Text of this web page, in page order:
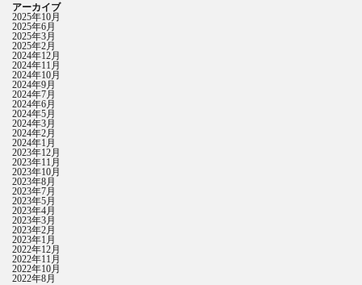
アーカイブ
2025年10月
2025年6月
2025年3月
2025年2月
2024年12月
2024年11月
2024年10月
2024年9月
2024年7月
2024年6月
2024年5月
2024年3月
2024年2月
2024年1月
2023年12月
2023年11月
2023年10月
2023年8月
2023年7月
2023年5月
2023年4月
2023年3月
2023年2月
2023年1月
2022年12月
2022年11月
2022年10月
2022年8月